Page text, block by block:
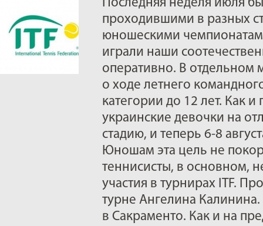
Последняя неделя июля
проходившими в разных
юношескими
играли наши
оперативно. В отдельном
о ходе летнего
категории до 12 лет. Как
украинские девочки на
стадию, и теперь 6-8
Юношам эта цель не
теннисисты, в основном,
участия в турнирах ITF.
турне Ангелина Калинина.
в Сакраменто. Как и на